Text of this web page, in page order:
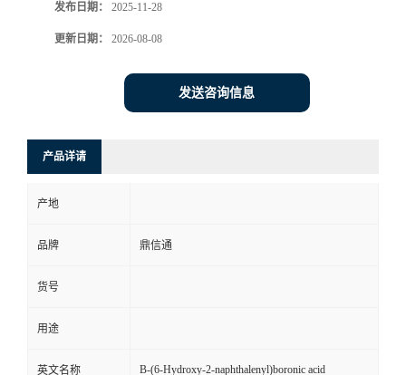
发布日期： 2025-11-28
更新日期： 2026-08-08
发送咨询信息
产品详请
产地
品牌 鼎信通
货号
用途
英文名称 B-(6-Hydroxy-2-naphthalenyl)boronic acid